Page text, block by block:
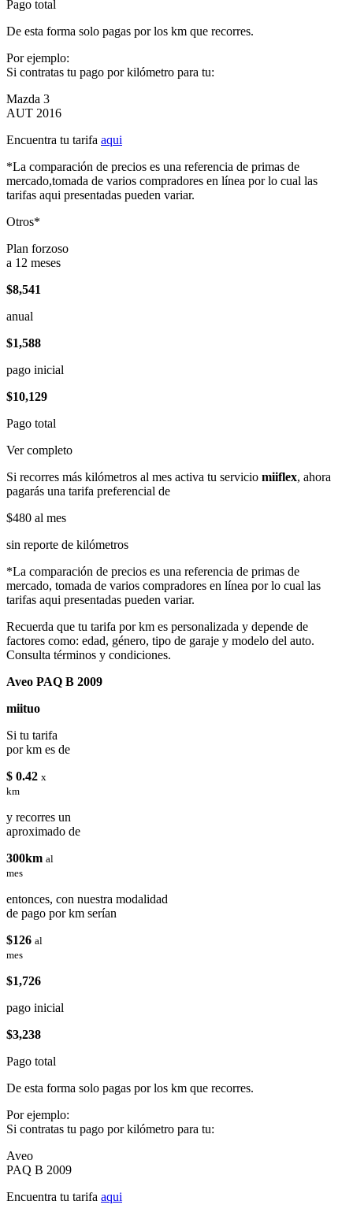
Pago total
De esta forma solo pagas por los km que recorres.
Por ejemplo:
Si contratas tu pago por kilómetro para tu:
Mazda 3
AUT 2016
Encuentra tu tarifa aqui
*La comparación de precios es una referencia de primas de
mercado,tomada de varios compradores en línea por lo cual las
tarifas aqui presentadas pueden variar.
Otros*
Plan forzoso
a 12 meses
$8,541
anual
$1,588
pago inicial
$10,129
Pago total
Ver completo
Si recorres más kilómetros al mes activa tu servicio miiflex, ahora
pagarás una tarifa preferencial de
$480 al mes
sin reporte de kilómetros
*La comparación de precios es una referencia de primas de
mercado, tomada de varios compradores en línea por lo cual las
tarifas aqui presentadas pueden variar.
Recuerda que tu tarifa por km es personalizada y depende de
factores como: edad, género, tipo de garaje y modelo del auto.
Consulta términos y condiciones.
Aveo PAQ B 2009
miituo
Si tu tarifa
por km es de
$ 0.42 x
km
y recorres un
aproximado de
300km al
mes
entonces, con nuestra modalidad
de pago por km serían
$126 al
mes
$1,726
pago inicial
$3,238
Pago total
De esta forma solo pagas por los km que recorres.
Por ejemplo:
Si contratas tu pago por kilómetro para tu:
Aveo
PAQ B 2009
Encuentra tu tarifa aqui